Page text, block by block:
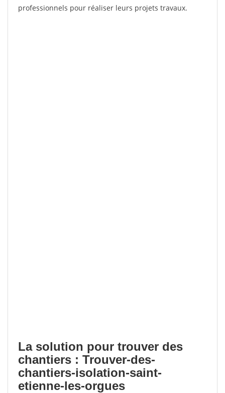
professionnels pour réaliser leurs projets travaux.
La solution pour trouver des
chantiers : Trouver-des-
chantiers-isolation-saint-
etienne-les-orgues